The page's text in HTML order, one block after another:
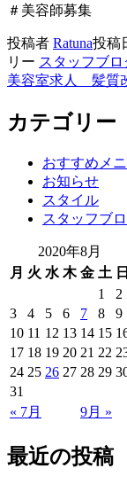
＃美容師募集
投稿者 Ratuna投稿
リー スタッフブロ
美容室求人 髪質
カテゴリー
おすすめメ
お知らせ
スタイル
スタッフブ
2020年8月
月 火 水 木 金 土 日
« 7月 9月 »
1
2
3
4 5 6 7 8
9
10 11 12 13 14 15
17 18 19 20 21 22
24 25 26 27 28 29
31
最近の投稿